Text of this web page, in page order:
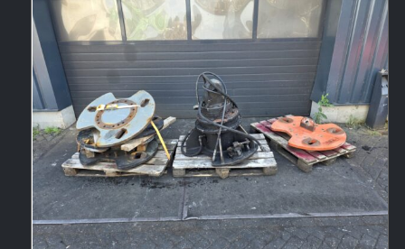
Spare parts manager
januari 2023
Vacatures
Login
Vermeldingen feed
Reacties feed
WordPress.org